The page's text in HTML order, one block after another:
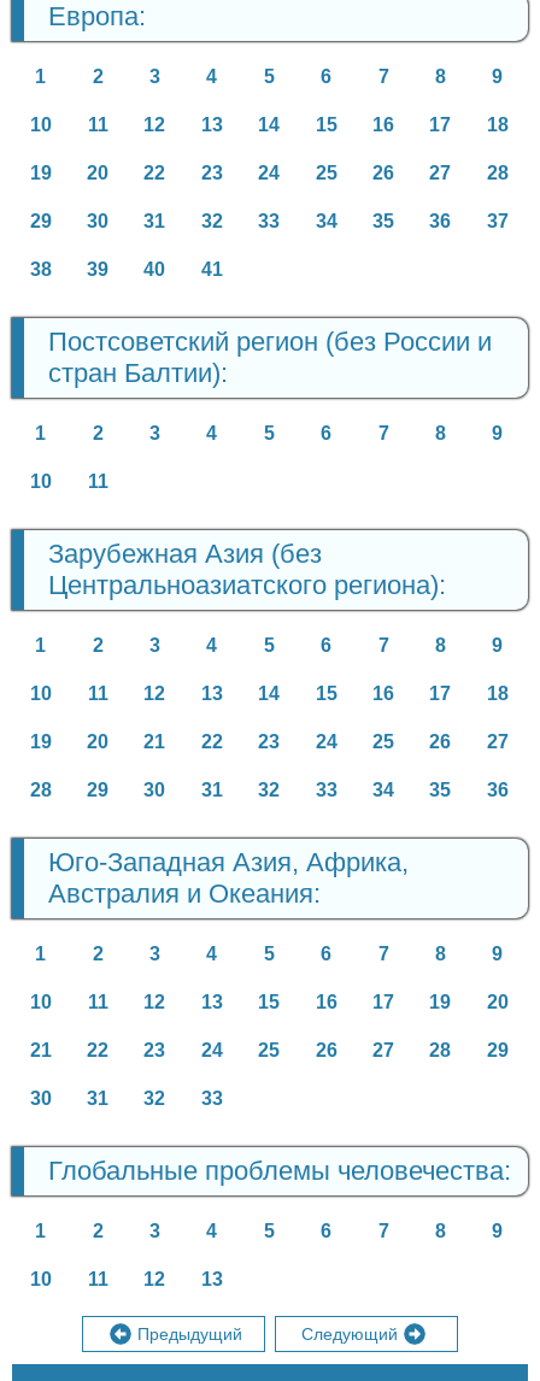
Европа:
1 2 3 4 5 6 7 8 9
10 11 12 13 14 15 16 17 18
19 20 22 23 24 25 26 27 28
29 30 31 32 33 34 35 36 37
38 39 40 41
Постсоветский регион (без России и
стран Балтии):
1 2 3 4 5 6 7 8 9
10 11
Зарубежная Азия (без
Центральноазиатского региона):
1 2 3 4 5 6 7 8 9
10 11 12 13 14 15 16 17 18
19 20 21 22 23 24 25 26 27
28 29 30 31 32 33 34 35 36
Юго-Западная Азия, Африка,
Австралия и Океания:
1 2 3 4 5 6 7 8 9
10 11 12 13 15 16 17 19 20
21 22 23 24 25 26 27 28 29
30 31 32 33
Глобальные проблемы человечества:
1 2 3 4 5 6 7 8 9
10 11 12 13
Предыдущий Следующий